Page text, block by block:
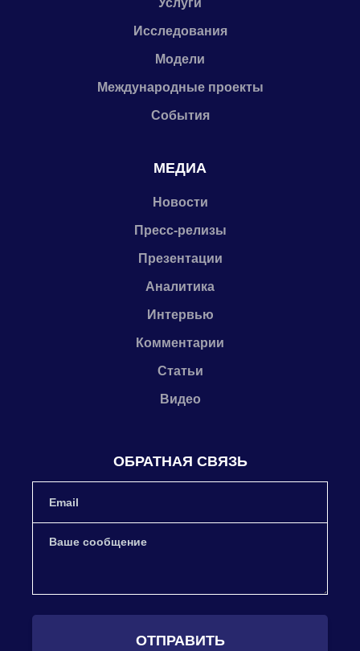
Услуги
Исследования
Модели
Международные проекты
События
МЕДИА
Новости
Пресс-релизы
Презентации
Аналитика
Интервью
Комментарии
Статьи
Видео
ОБРАТНАЯ СВЯЗЬ
ОТПРАВИТЬ